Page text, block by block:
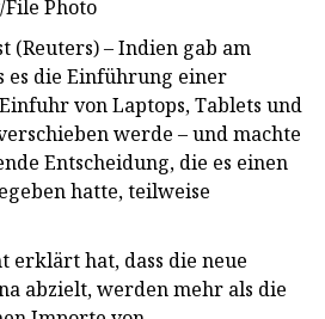
File Photo
(Reuters) – Indien gab am
es die Einführung einer
von Laptops, Tablets und
werde – und machte
Entscheidung, die es einen
hatte, teilweise
erklärt hat, dass die neue
abzielt, werden mehr als die